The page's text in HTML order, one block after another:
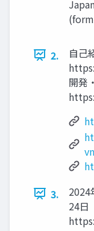
2.
自己
開発
3.
2024
24日